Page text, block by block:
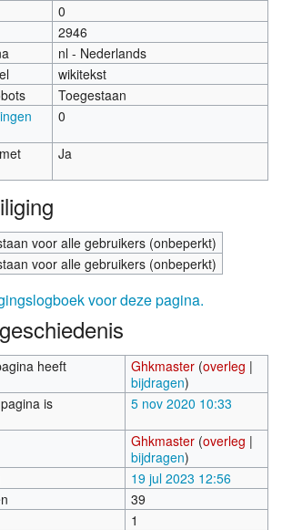
0
2946
nl - Nederlands
wikitekst
Toegestaan
0
Ja
voor alle gebruikers (onbeperkt)
voor alle gebruikers (onbeperkt)
voor deze pagina.
heeft
Ghkmaster (overleg |
bijdragen)
is
5 nov 2020 10:33
Ghkmaster (overleg |
bijdragen)
19 jul 2023 12:56
39
1